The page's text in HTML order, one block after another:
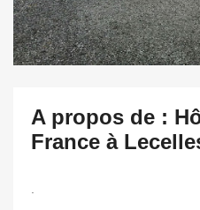
A propos de :
France à